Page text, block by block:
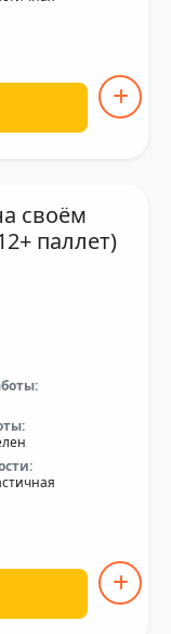
своём
паллет)